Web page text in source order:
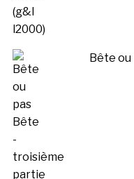
Bête